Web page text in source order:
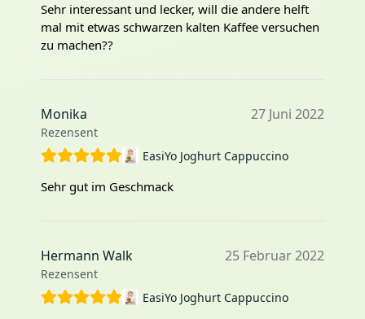
Sehr interessant und lecker, will die andere helft
mal mit etwas schwarzen kalten Kaffee versuchen
zu machen??
Monika
Rezensent
27 Juni 2022
EasiYo Joghurt Cappuccino
Sehr gut im Geschmack
Hermann Walk
Rezensent
25 Februar 2022
EasiYo Joghurt Cappuccino